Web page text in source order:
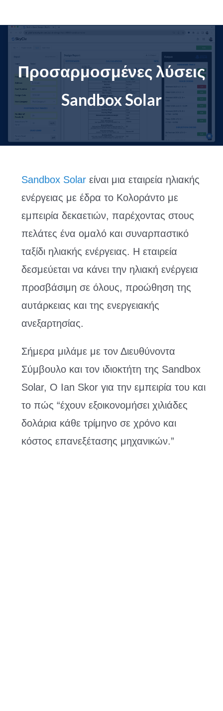
περιεχόμενο
Προσαρμοσμένες λύσεις
Sandbox Solar
Sandbox Solarείναι μια εταιρεία ηλιακής
ενέργειας με έδρα το Κολοράντο με
εμπειρία δεκαετιών, παρέχοντας στους
πελάτες ένα ομαλό και συναρπαστικό
ταξίδι ηλιακής ενέργειας. Η εταιρεία
δεσμεύεται να κάνει την ηλιακή ενέργεια
προσβάσιμη σε όλους, προώθηση της
αυτάρκειας και της ενεργειακής
ανεξαρτησίας.
Σήμερα μιλάμε με τον Διευθύνοντα
Σύμβουλο και τον ιδιοκτήτη της Sandbox
Solar, Ο Ian Skor για την εμπειρία του και
το πώς “έχουν εξοικονομήσει χιλιάδες
δολάρια κάθε τρίμηνο σε χρόνο και
κόστος επανεξέτασης μηχανικών.”